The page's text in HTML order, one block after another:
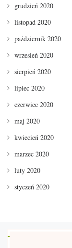
grudzień 2020
listopad 2020
październik 2020
wrzesień 2020
sierpień 2020
lipiec 2020
czerwiec 2020
maj 2020
kwiecień 2020
marzec 2020
luty 2020
styczeń 2020